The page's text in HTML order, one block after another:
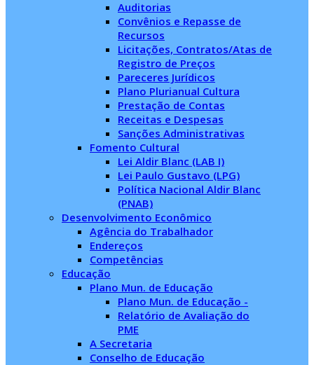
Auditorias
Convênios e Repasse de
Recursos
Licitações, Contratos/Atas de
Registro de Preços
Pareceres Jurídicos
Plano Plurianual Cultura
Prestação de Contas
Receitas e Despesas
Sanções Administrativas
Fomento Cultural
Lei Aldir Blanc (LAB I)
Lei Paulo Gustavo (LPG)
Política Nacional Aldir Blanc
(PNAB)
Desenvolvimento Econômico
Agência do Trabalhador
Endereços
Competências
Educação
Plano Mun. de Educação
Plano Mun. de Educação -
Relatório de Avaliação do
PME
A Secretaria
Conselho de Educação